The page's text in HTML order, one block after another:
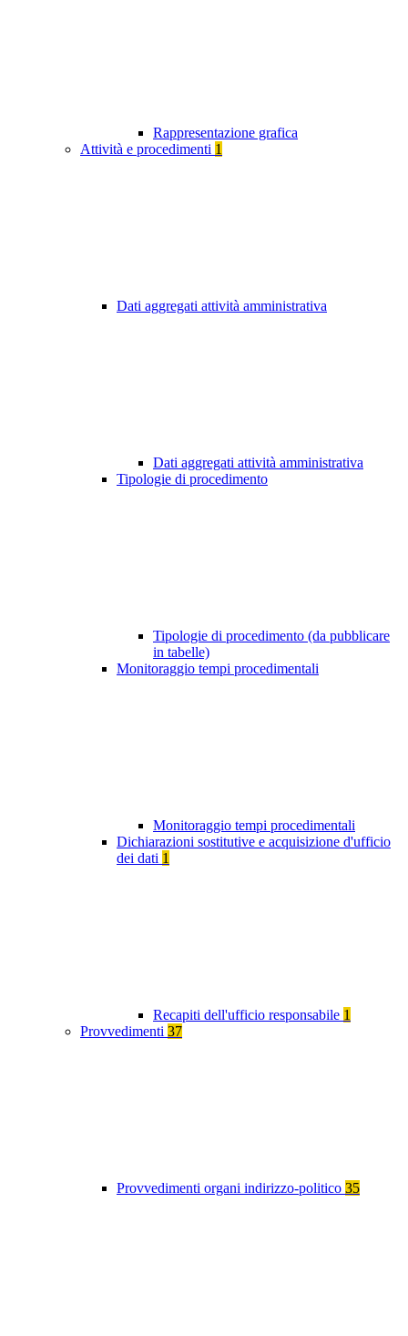
Rappresentazione grafica
Attività e procedimenti 1
Dati aggregati attività amministrativa
Dati aggregati attività amministrativa
Tipologie di procedimento
Tipologie di procedimento (da pubblicare
in tabelle)
Monitoraggio tempi procedimentali
Monitoraggio tempi procedimentali
Dichiarazioni sostitutive e acquisizione d'ufficio
dei dati 1
Recapiti dell'ufficio responsabile 1
Provvedimenti 37
Provvedimenti organi indirizzo-politico 35